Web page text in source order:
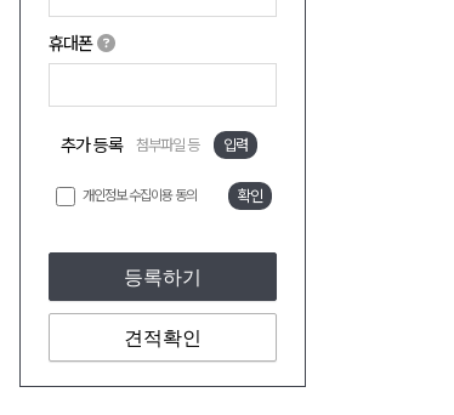
휴대폰
추가 등록 첨부파일 등 입력
개인정보 수집이용 동의 확인
등록하기
견적확인